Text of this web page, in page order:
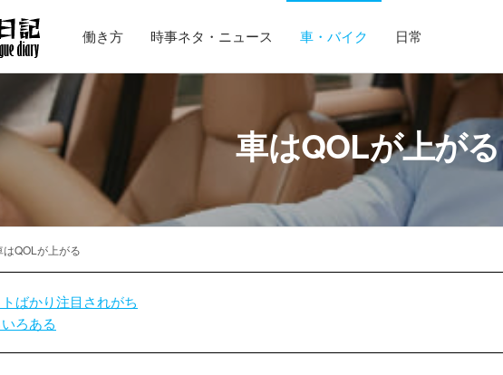
働き方 時事ネタ・ニュース 車・バイク 日常
車はQOLが上がる
はQOLが上がる
ばかり注目されがち
ろある